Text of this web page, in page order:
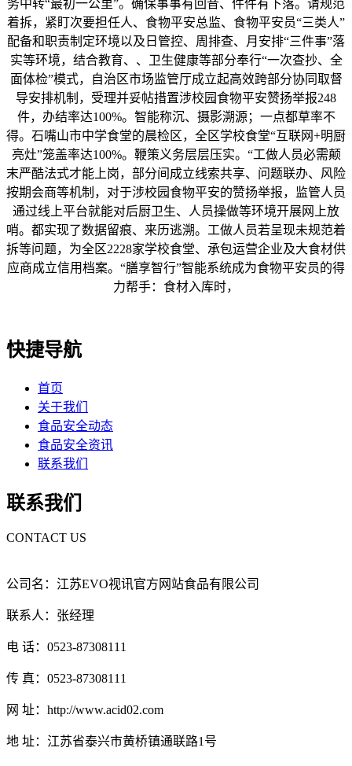
务中转“最初一公里”。确保事事有回音、件件有下落。请规范
着拆，紧盯次要担任人、食物平安总监、食物平安员“三类人”
配备和职责制定环境以及日管控、周排查、月安排“三件事”落
实等环境，结合教育、、卫生健康等部分奉行“一次查抄、全
面体检”模式，自治区市场监管厅成立起高效跨部分协同取督
导安排机制，受理并妥帖措置涉校园食物平安赞扬举报248
件，办结率达100%。智能称沉、摄影溯源；一点都草率不
得。石嘴山市中学食堂的晨检区，全区学校食堂“互联网+明厨
亮灶”笼盖率达100%。鞭策义务层层压实。“工做人员必需颠
末严酷法式才能上岗，部分间成立线索共享、问题联办、风险
按期会商等机制，对于涉校园食物平安的赞扬举报，监管人员
通过线上平台就能对后厨卫生、人员操做等环境开展网上放
哨。都实现了数据留痕、来历逃溯。工做人员若呈现未规范着
拆等问题，为全区2228家学校食堂、承包运营企业及大食材供
应商成立信用档案。“膳享智行”智能系统成为食物平安员的得
力帮手：食材入库时，
快捷导航
首页
关于我们
食品安全动态
食品安全资讯
联系我们
联系我们
CONTACT US
公司名：江苏EVO视讯官方网站食品有限公司
联系人：张经理
电 话：0523-87308111
传 真：0523-87308111
网 址：http://www.acid02.com
地 址：江苏省泰兴市黄桥镇通联路1号